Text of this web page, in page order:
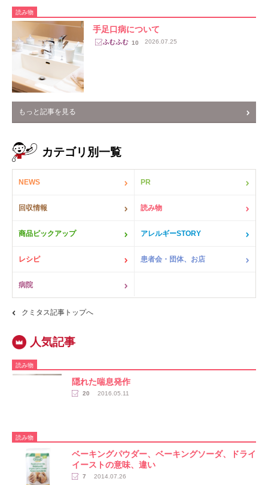
読み物
手足口病について
10 2026.07.25
もっと記事を見る
カテゴリ別一覧
NEWS PR
回収情報 読み物
商品ピックアップ アレルギーSTORY
レシピ 患者会・団体、お店
病院
クミタス記事トップへ
読み物
隠れた喘息発作
20 2016.05.11
読み物
ベーキングパウダー、ベーキングソーダ、ドライ
イーストの意味、違い
7 2014.07.26